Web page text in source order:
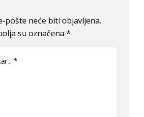
pošte neće biti objavljena.
su označena*